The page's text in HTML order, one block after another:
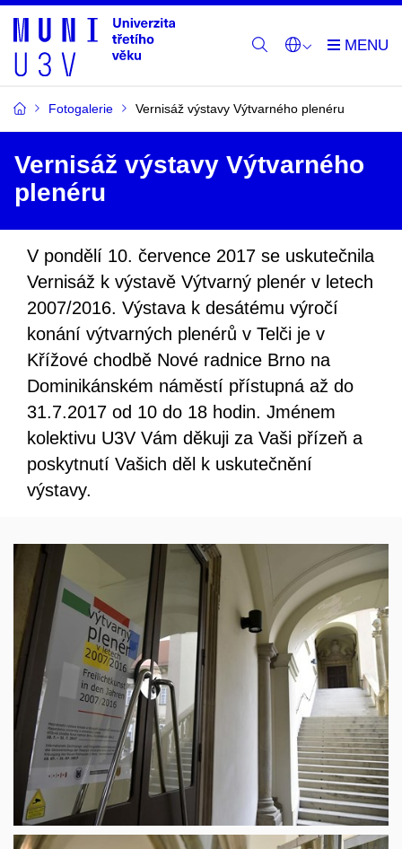
Fotogalerie Vernisáž výstavy Výtvarného plenéru
Vernisáž výstavy Výtvarného
plenéru
V pondělí 10. července 2017 se uskutečnila
Vernisáž k výstavě Výtvarný plenér v letech
2007/2016. Výstava k desátému výročí
konání výtvarných plenérů v Telči je v
Křížové chodbě Nové radnice Brno na
Dominikánském náměstí přístupná až do
31.7.2017 od 10 do 18 hodin. Jménem
kolektivu U3V Vám děkuji za Vaši přízeň a
poskytnutí Vašich děl k uskutečnění
výstavy.